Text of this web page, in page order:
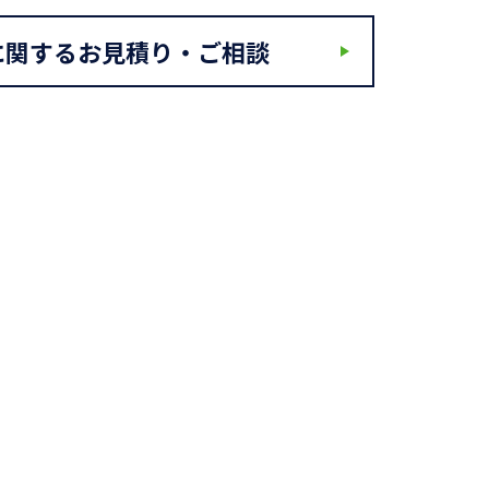
するお見積り・ご相談